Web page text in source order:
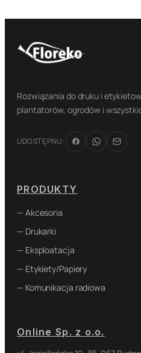
Rozwiązania do druku i
plantatorów, ogrodów i
UDOSTĘPNIJ:
PRODUKTY
— Akcesoria
— Drukarki
— Eksploatacja
— Etykiety/Papiery
— Komunikacja radiowa
Online Sp. z o.o.